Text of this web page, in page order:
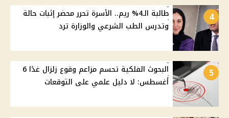
4
طالبة الـ4% ريم.. الأسرة تحرر محضر إثبات حالة
وتدرس الطب الشرعي والوزارة ترد
5
البحوث الفلكية تحسم مزاعم وقوع زلزال غدًا 6
أغسطس: لا دليل علمي على التوقعات